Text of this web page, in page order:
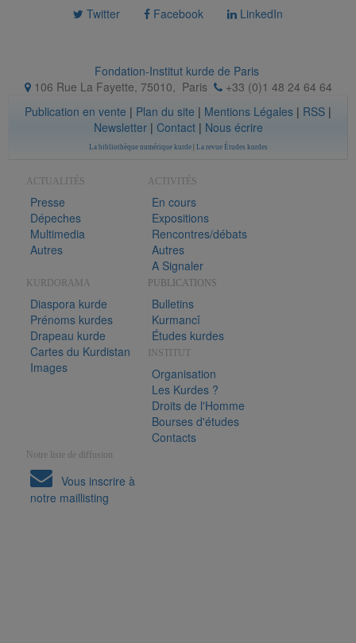
Twitter Facebook LinkedIn
Fondation-Institut kurde de Paris
106 Rue La Fayette, 75010, Paris
+33 (0)1 48 24 64 64
Publication en vente | Plan du site | Mentions Légales | RSS |
Newsletter| Contact| Nous écrire
La bibliothèque numérique kurde| La revue Études kurdes
ACTUALITÉS
Presse
Dépeches
Multimedia
Autres
ACTIVITÉS
En cours
Expositions
Rencontres/débats
Autres
A Signaler
KURDORAMA
Diaspora kurde
Prénoms kurdes
Drapeau kurde
Cartes du Kurdistan
Images
PUBLICATIONS
Bulletins
Kurmancî
Études kurdes
INSTITUT
Organisation
Les Kurdes ?
Droits de l'Homme
Bourses d'études
Contacts
Notre liste de diffusion
Vous inscrire à
notre maillisting